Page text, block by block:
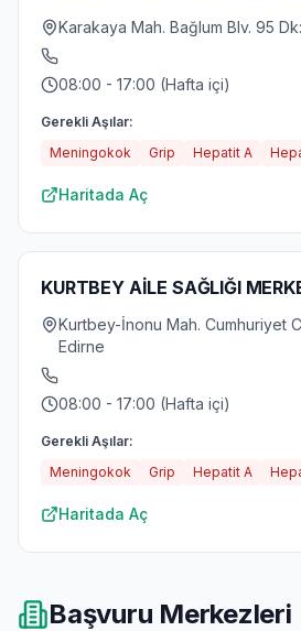
Karakaya Mah. Bağlum Blv. 95
08:00 - 17:00 (Hafta içi)
Gerekli Aşılar:
Meningokok
Grip Hepatit A
Haritada Aç
KURTBEY AİLE SAĞLIĞI
Kurtbey-İnonu Mah. Cumhuriyet
Edirne
08:00 - 17:00 (Hafta içi)
Gerekli Aşılar:
Meningokok
Grip Hepatit A
Haritada Aç
Başvuru Merkezleri